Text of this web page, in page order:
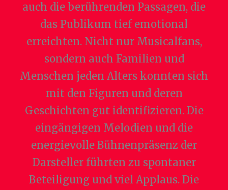
auch die berührenden Passagen, die
das Publikum tief emotional
erreichten. Nicht nur Musicalfans,
sondern auch Familien und
Menschen jeden Alters konnten sich
mit den Figuren und deren
Geschichten gut identifizieren. Die
eingängigen Melodien und die
energievolle Bühnenpräsenz der
Darsteller führten zu spontaner
Beteiligung und viel Applaus. Die